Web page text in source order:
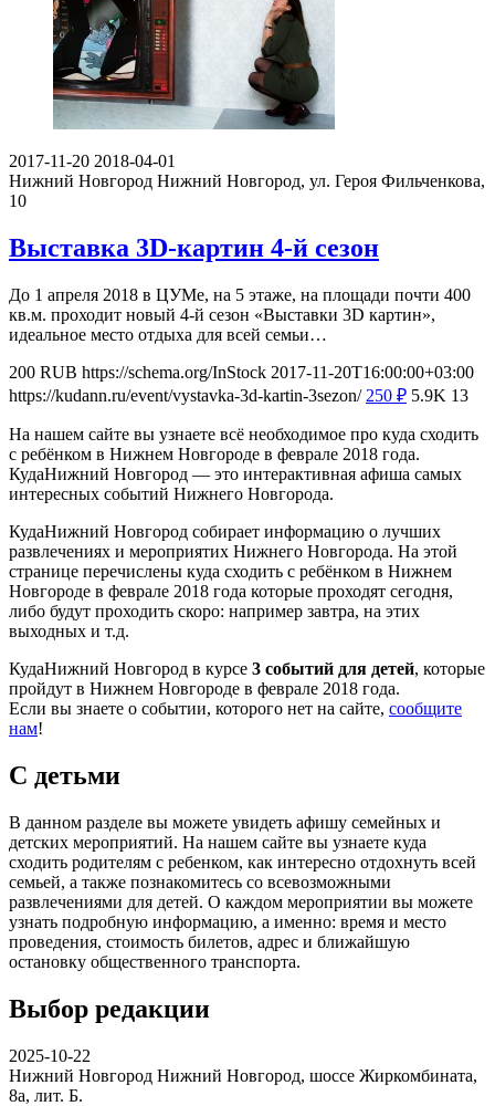
2017-11-20 2018-04-01
Нижний Новгород Нижний Новгород, ул. Героя Фильченкова,
10
Выставка 3D-картин 4-й сезон
До 1 апреля 2018 в ЦУМе, на 5 этаже, на площади почти 400
кв.м. проходит новый 4-й сезон «Выставки 3D картин»,
идеальное место отдыха для всей семьи…
200 RUB https://schema.org/InStock 2017-11-20T16:00:00+03:00
https://kudann.ru/event/vystavka-3d-kartin-3sezon/ 250 ₽ 5.9K 13
На нашем сайте вы узнаете всё необходимое про куда сходить
с ребёнком в Нижнем Новгороде в феврале 2018 года.
КудаНижний Новгород — это интерактивная афиша самых
интересных событий Нижнего Новгорода.
КудаНижний Новгород собирает информацию о лучших
развлечениях и мероприятих Нижнего Новгорода. На этой
странице перечислены куда сходить с ребёнком в Нижнем
Новгороде в феврале 2018 года которые проходят сегодня,
либо будут проходить скоро: например завтра, на этих
выходных и т.д.
КудаНижний Новгород в курсе 3 событий для детей, которые
пройдут в Нижнем Новгороде в феврале 2018 года.
Если вы знаете о событии, которого нет на сайте, сообщите
нам!
С детьми
В данном разделе вы можете увидеть афишу семейных и
детских мероприятий. На нашем сайте вы узнаете куда
сходить родителям с ребенком, как интересно отдохнуть всей
семьей, а также познакомитесь со всевозможными
развлечениями для детей. О каждом мероприятии вы можете
узнать подробную информацию, а именно: время и место
проведения, стоимость билетов, адрес и ближайшую
остановку общественного транспорта.
Выбор редакции
2025-10-22
Нижний Новгород Нижний Новгород, шоссе Жиркомбината,
8а, лит. Б.